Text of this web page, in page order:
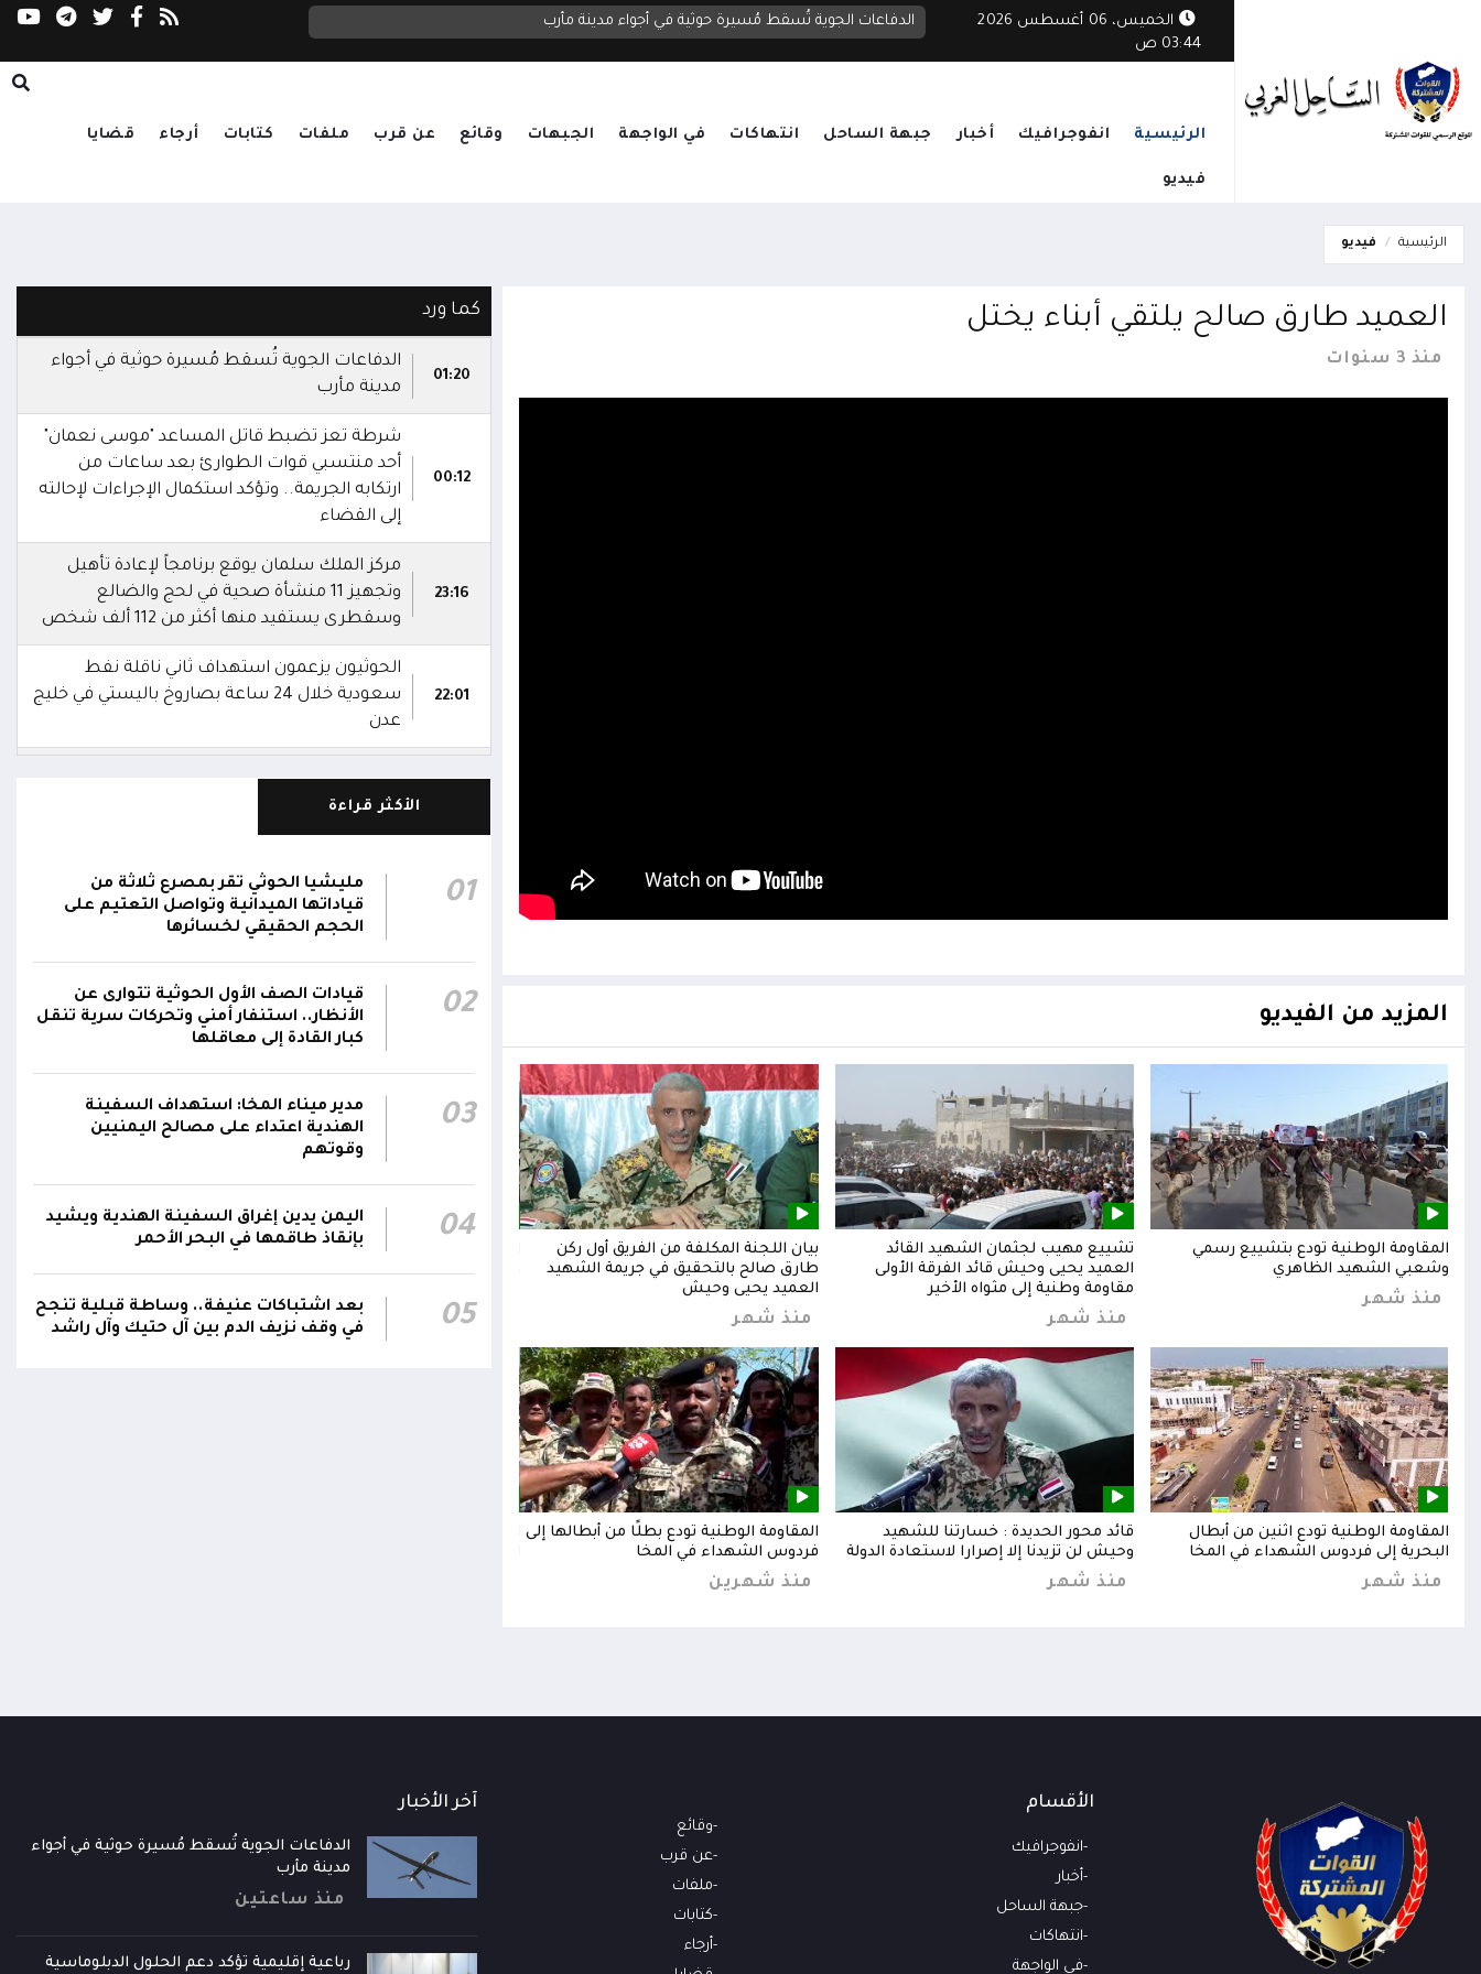
الخميس، 06 أغسطس 2026
03:44 ص
الوطني يدين هجمات الحوثيين: أمن البحر الأحمر يبدأ بإنهاء الانقلاب واستعادة الدولة الدفاعات الجوية تُسقط مُسيرة حوثية في أجواء مدينة مأرب رباعية إقليمية تؤكد دعم الحلول الدبلوماسية
الرئيسية انفوجرافيك أخبار جبهة الساحل انتهاكات في الواجهة الجبهات وقائع عن قرب ملفات كتابات أرجاء قضايا
فيديو
الرئيسية فيديو
العميد طارق صالح يلتقي أبناء يختل
منذ 3 سنوات
المزيد من الفيديو
المقاومة الوطنية تودع بتشييع رسمي
وشعبي الشهيد الظاهري
منذ شهر
تشييع مهيب لجثمان الشهيد القائد
العميد يحيى وحيش قائد الفرقة الأولى
مقاومة وطنية إلى مثواه الأخير
منذ شهر
بيان اللجنة المكلفة من الفريق أول ركن
طارق صالح بالتحقيق في جريمة الشهيد
العميد يحيى وحيش
منذ شهر
المقاومة الوطنية تودع اثنين من أبطال
البحرية إلى فردوس الشهداء في المخا
منذ شهر
قائد محور الحديدة : خسارتنا للشهيد
وحيش لن تزيدنا إلا إصرارا لاستعادة الدولة
منذ شهر
المقاومة الوطنية تودع بطلًا من أبطالها إلى
فردوس الشهداء في المخا
منذ شهرين
المقاومة الوطنية تودع بتشييع رسمي
منذ شهر
تشييع مهيب لجثمان الشهيد
منذ شهر
كما ورد
01:20
الدفاعات الجوية تُسقط مُسيرة حوثية في أجواء
مدينة مأرب
00:12
شرطة تعز تضبط قاتل المساعد "موسى نعمان"
أحد منتسبي قوات الطوارئ بعد ساعات من
ارتكابه الجريمة.. وتؤكد استكمال الإجراءات لإحالته
إلى القضاء
23:16
مركز الملك سلمان يوقع برنامجاً لإعادة تأهيل
وتجهيز 11 منشأة صحية في لحج والضالع
وسقطرى يستفيد منها أكثر من 112 ألف شخص
22:01
الحوثيون يزعمون استهداف ثاني ناقلة نفط
سعودية خلال 24 ساعة بصاروخ باليستي في خليج
عدن
الانتهاء وإمدادات الغاز ستعود تدريجياً لتغطية
رئيس مجلس القيادة يُصدر قراراً بتعيين يحيى
محمد كزمان وكيلاً لقطاع الأمن الداخلي، وأحمد
سعد السقطري وكيلاً لقطاع الأمن الخارجي؛ في
رئيس مجلس القيادة يعين اللواء الركن طيار
عبدالعزيز سعيد المحيا قائداً للقوات الجوية
والدفاع الجوي.. ويُعين العميد ناشر منصور باجري
قرارات رئاسية بتعيين أحمد سعيد بن بريك وراشد
ناصر الجند مستشارين لرئيس مجلس القيادة
الرئاسي وترقيتهما إلى رتبة فريق
الأكثر قراءة
01
مليشيا الحوثي تقر بمصرع ثلاثة من
قياداتها الميدانية وتواصل التعتيم على
الحجم الحقيقي لخسائرها
02
قيادات الصف الأول الحوثية تتوارى عن
الأنظار.. استنفار أمني وتحركات سرية تنقل
كبار القادة إلى معاقلها
03
مدير ميناء المخا: استهداف السفينة
الهندية اعتداء على مصالح اليمنيين
وقوتهم
04
اليمن يدين إغراق السفينة الهندية ويشيد
بإنقاذ طاقمها في البحر الأحمر
05
بعد اشتباكات عنيفة.. وساطة قبلية تنجح
في وقف نزيف الدم بين آل حتيك وآل راشد
الأقسام
انفوجرافيك
أخبار
جبهة الساحل
انتهاكات
في الواجهة
وقائع
عن قرب
ملفات
كتابات
أرجاء
آخر الأخبار
الدفاعات الجوية تُسقط مُسيرة حوثية في أجواء
مدينة مأرب
منذ ساعتين
رباعية إقليمية تؤكد دعم الحلول الدبلوماسية